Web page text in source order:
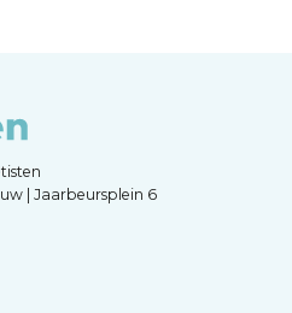
| Jaarbeursplein 6